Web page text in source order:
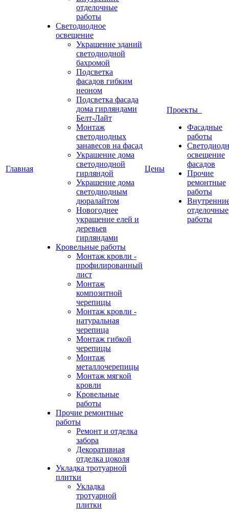
Главная
отделочные
работы
Светодиодное
освещение
Украшение зданий
светодиодной
бахромой
Подсветка
фасадов гибким
неоном
Подсветка фасада
дома гирляндами
Белт-Лайт
Монтаж
светодиодных
занавесов на фасад
Украшение дома
светодиодной
гирляндой
Украшение дома
светодиодным
дюралайтом
Новогоднее
украшение елей и
деревьев
гирляндами
Кровельные работы
Монтаж кровли -
профилированный
лист
Монтаж
композитной
черепицы
Монтаж кровли -
натуральная
черепица
Монтаж гибкой
черепицы
Монтаж
металлочерепицы
Монтаж мягкой
кровли
Кровельные
работы
Прочие ремонтные
работы
Ремонт и отделка
забора
Декоративная
отделка цоколя
Укладка тротуарной
плитки
Укладка
тротуарной
плитки
Цены
Проекты
Фасадные
работы
освещение
фасадов
Прочие
ремонтные
работы
отделочные
работы